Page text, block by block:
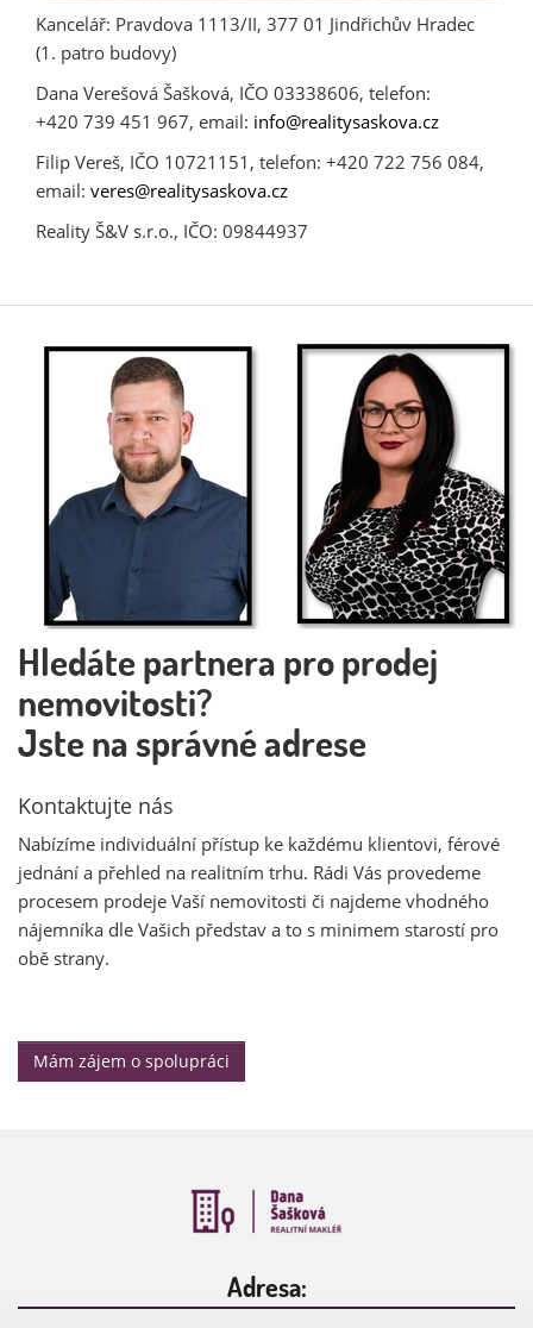
Kancelář: Pravdova 1113/II, 377 01 Jindřichův Hradec
(1. patro budovy)
Dana Verešová Šašková, IČO 03338606, telefon:
+420 739 451 967, email: info@realitysaskova.cz
Filip Vereš, IČO 10721151, telefon: +420 722 756 084,
email: veres@realitysaskova.cz
Reality Š&V s.r.o., IČO: 09844937
Hledáte partnera pro prodej
nemovitosti?
Jste na správné adrese
Kontaktujte nás
Nabízíme individuální přístup ke každému klientovi, férové
jednání a přehled na realitním trhu. Rádi Vás provedeme
procesem prodeje Vaší nemovitosti či najdeme vhodného
nájemníka dle Vašich představ a to s minimem starostí pro
obě strany.
Mám zájem o spolupráci
Adresa: